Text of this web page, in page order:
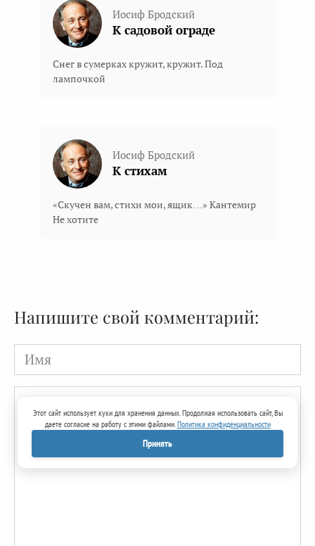
Иосиф Бродский
К садовой ограде
Снег в сумерках кружит, кружит. Под
лампочкой
Иосиф Бродский
К стихам
«Скучен вам, стихи мои, ящик…» Кантемир
Не хотите
Напишите свой комментарий:
Имя
Этот сайт использует куки для хранения данных. Продолжая использовать сайт, Вы
даете согласие на работу с этими файлами.Политика конфиденциальности
Принять